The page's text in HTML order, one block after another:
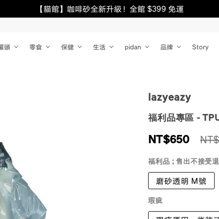
【貓館】咖啡砂全新升級！全館 $399 免運
頭 零食 保健 生活 pidan 品牌 Story
lazyeazy
福利品專區 -
NT$650
福利品 ; 售出不接受
磨砂透明 M號
瑕疵